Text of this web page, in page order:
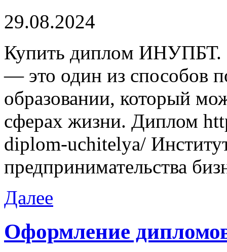
29.08.2024
Купить диплoм
— это один из способов
образовании, который
сферах жизни. Диплом
diplom-uchitelya/
предпринимательства
Далее
Оформление